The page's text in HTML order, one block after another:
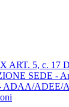
ART. 5, c. 17
SEDE -
ADEE/